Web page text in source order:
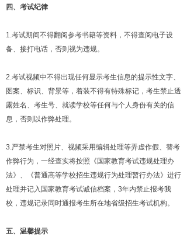
四、考试纪律
1.考试期间不得翻阅参考书籍等资料，不得查阅电子设
备、接打电话，否则视为违规。
2.考试视频中不得出现任何显示考生信息的提示性文字、
图案、标识、背景等，着装不得有特殊标记，考生禁止透
露姓名、考生号、就读学校等任何与个人身份有关的信
息，否则以作弊处理。
3.严禁考生对照片、视频采用编辑处理等弄虚作假、替考
作弊行为，一经查实将按照《国家教育考试违规处理办
法》、《普通高等学校招生违规行为处理暂行办法》进行
处理并记入国家教育考试诚信档案，3年内禁止报考我
校，违规记录同时通报考生所在地省级招生考试机构。
五、温馨提示